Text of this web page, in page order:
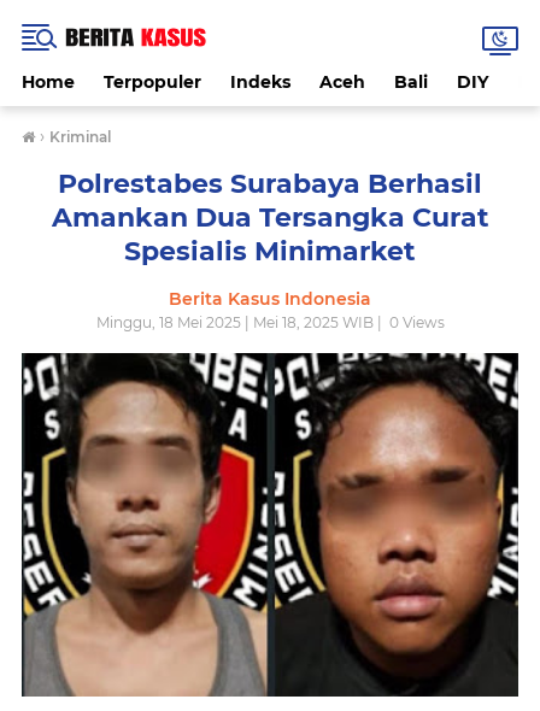
Home Terpopuler Indeks Aceh Bali DIY
› Kriminal
Polrestabes Surabaya Berhasil
Amankan Dua Tersangka Curat
Spesialis Minimarket
Berita Kasus Indonesia
Minggu, 18 Mei 2025 | Mei 18, 2025 WIB | 0Views